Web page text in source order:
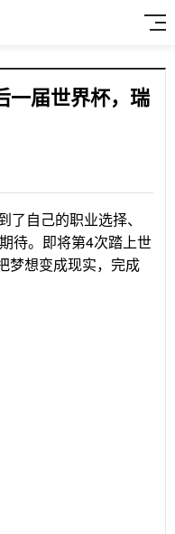
一届世界杯，瑞
自己的职业选择、
待。即将第4次踏上世
梦想变成现实，完成